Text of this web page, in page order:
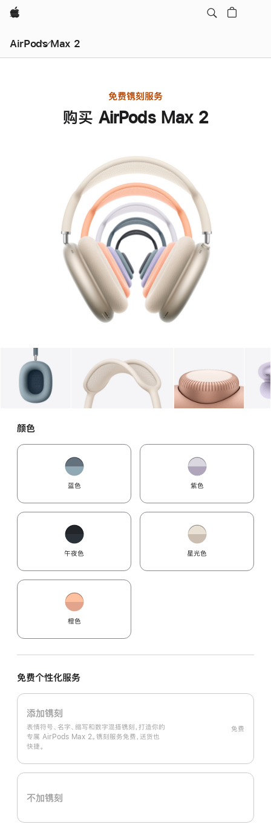
Apple
AirPods Max 2
免费镌刻服务
购买 AirPods Max 2
图库 1 图库 图像 图库 图像
颜色
蓝色 紫色
午夜色 星光色
橙色
免费个性化服务
添加镌刻
表情符号、名字、缩写和数字混搭镌刻，打造你的
专属 AirPods Max 2。镌刻服务免费，送货也
快捷。
免费
不加镌刻